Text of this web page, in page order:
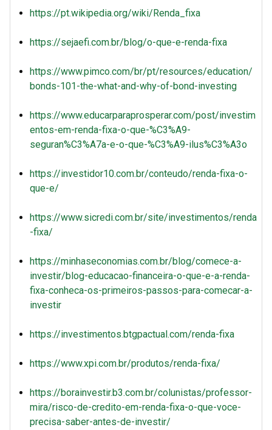
https://pt.wikipedia.org/wiki/Renda_fixa
https://sejaefi.com.br/blog/o-que-e-renda-fixa
https://www.pimco.com/br/pt/resources/education/
bonds-101-the-what-and-why-of-bond-investing
https://www.educarparaprosperar.com/post/investim
entos-em-renda-fixa-o-que-%C3%A9-
seguran%C3%A7a-e-o-que-%C3%A9-ilus%C3%A3o
https://investidor10.com.br/conteudo/renda-fixa-o-
que-e/
https://www.sicredi.com.br/site/investimentos/renda
-fixa/
https://minhaseconomias.com.br/blog/comece-a-
investir/blog-educacao-financeira-o-que-e-a-renda-
fixa-conheca-os-primeiros-passos-para-comecar-a-
investir
https://investimentos.btgpactual.com/renda-fixa
https://www.xpi.com.br/produtos/renda-fixa/
https://borainvestir.b3.com.br/colunistas/professor-
mira/risco-de-credito-em-renda-fixa-o-que-voce-
precisa-saber-antes-de-investir/